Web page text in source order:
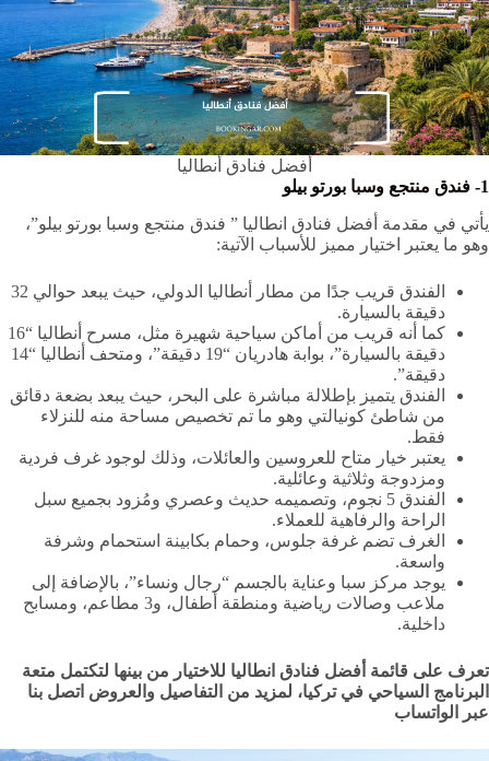
أفضل فنادق أنطاليا
1- فندق منتجع وسبا بورتو بيلو
يأتي في مقدمة أفضل فنادق انطاليا ” فندق منتجع وسبا بورتو بيلو”،
وهو ما يعتبر اختيار مميز للأسباب الآتية:
الفندق قريب جدًا من مطار أنطاليا الدولي، حيث يبعد حوالي 32
دقيقة بالسيارة.
كما أنه قريب من أماكن سياحية شهيرة مثل، مسرح أنطاليا “16
دقيقة بالسيارة”، بوابة هادريان “19 دقيقة”، ومتحف أنطاليا “14
دقيقة”.
الفندق يتميز بإطلالة مباشرة على البحر، حيث يبعد بضعة دقائق
من شاطئ كونيالتي وهو ما تم تخصيص مساحة منه للنزلاء
فقط.
يعتبر خيار متاح للعروسين والعائلات، وذلك لوجود غرف فردية
ومزدوجة وثلاثية وعائلية.
الفندق 5 نجوم، وتصميمه حديث وعصري ومُزود بجميع سبل
الراحة والرفاهية للعملاء.
الغرف تضم غرفة جلوس، وحمام بكابينة استحمام وشرفة
واسعة.
يوجد مركز سبا وعناية بالجسم “رجال ونساء”، بالإضافة إلى
ملاعب وصالات رياضية ومنطقة أطفال، و3 مطاعم، ومسابح
داخلية.
تعرف على قائمة أفضل فنادق انطاليا للاختيار من بينها لتكتمل متعة
البرنامج السياحي في تركيا، لمزيد من التفاصيل والعروض اتصل بنا
عبر الواتساب